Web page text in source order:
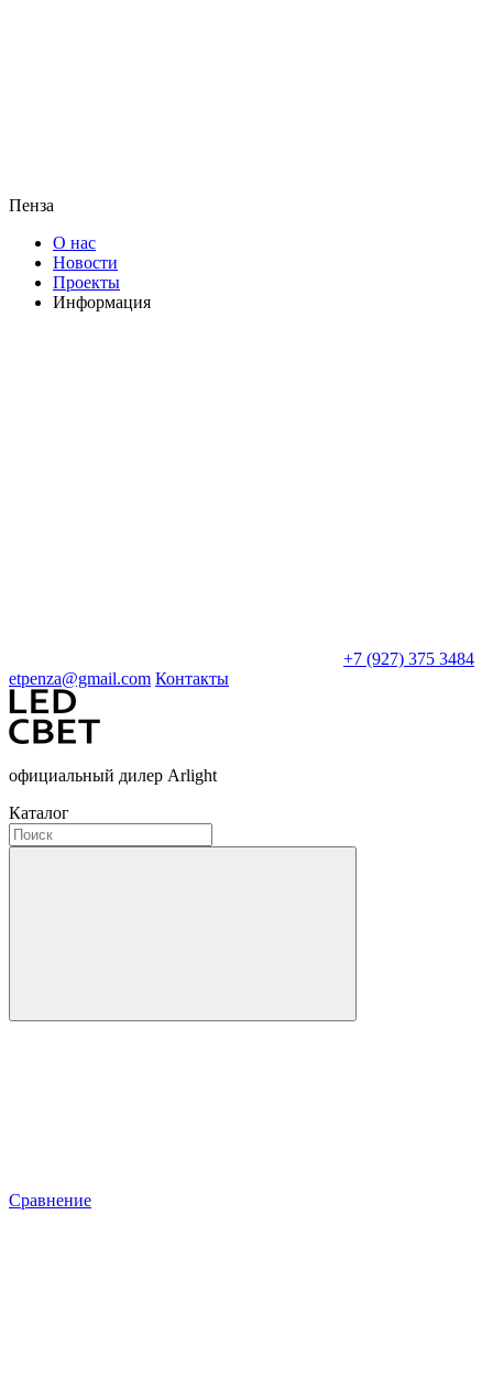
Пенза
О нас
Новости
Проекты
Информация
+7 (927) 375 3484
etpenza@gmail.com Контакты
официальный дилер Arlight
Каталог
Сравнение